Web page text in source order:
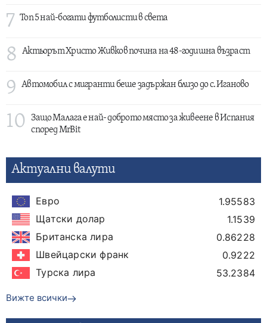
7 Топ 5 най-богати футболисти в света
8 Актьорът Христо Живков почина на 48-годишна възраст
9 Автомобил с мигранти беше задържан близо до с. Иганово
10
Защо Малага е най- доброто място за живеене в Испания
според MrBit
Актуални валути
Евро
1.95583
Щатски долар
1.1539
Британска лира
0.86228
Швейцарски франк
0.9222
Турска лира
53.2384
Вижте всички